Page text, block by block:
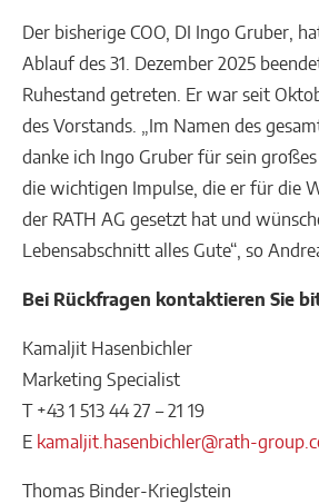
Der bisherige COO, DI Ingo Gruber,
Ablauf des 31. Dezember 2025
Ruhestand getreten. Er war seit
des Vorstands. „Im Namen des
danke ich Ingo Gruber für sein
die wichtigen Impulse, die er für die
der RATH AG gesetzt hat und
Lebensabschnitt alles Gute“, so
Bei Rückfragen kontaktieren Sie
Kamaljit Hasenbichler
Marketing Specialist
T +43 1 513 44 27 – 21 19
E kamaljit.hasenbichler@rath-
Thomas Binder-Krieglstein